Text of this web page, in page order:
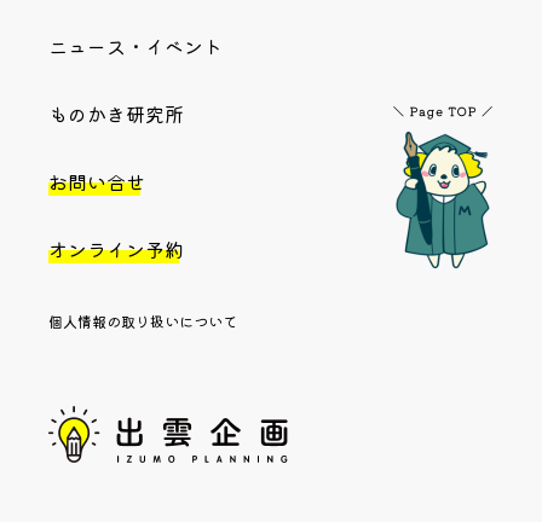
ニュース・イベント
ものかき研究所
お問い合せ
オンライン予約
個人情報の取り扱いについて